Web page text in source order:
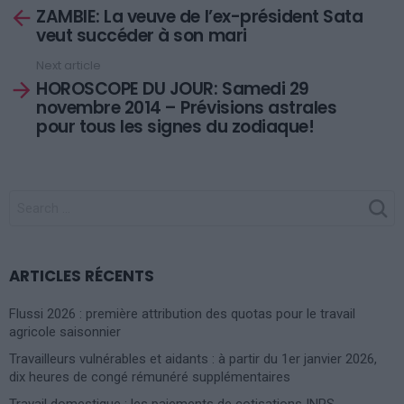
moreZAMBIE: La veuve de l’ex-président Sata
veut succéder à son mari
Next article
HOROSCOPE DU JOUR: Samedi 29
novembre 2014 – Prévisions astrales
pour tous les signes du zodiaque!
ARTICLES RÉCENTS
Flussi 2026 : première attribution des quotas pour le travail
agricole saisonnier
Travailleurs vulnérables et aidants : à partir du 1er janvier 2026,
dix heures de congé rémunéré supplémentaires